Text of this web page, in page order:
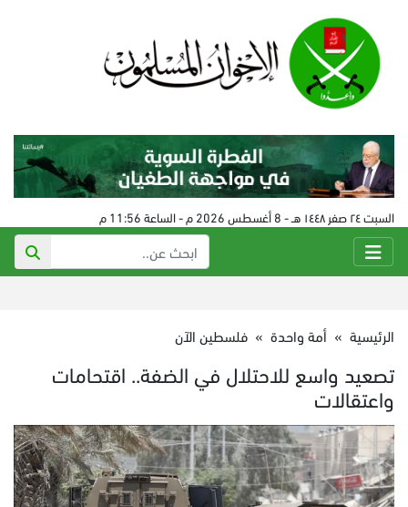
السبت ٢٤ صفر ١٤٤٨ هـ - 8 أغسطس 2026 م - الساعة 11:56 م
الرئيسية » أمة واحدة » فلسطين الآن
تصعيد واسع للاحتلال في الضفة.. اقتحامات
واعتقالات